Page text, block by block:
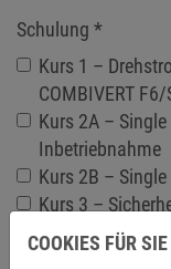
Schulung *
Kurs 1 –
COMBIVERT
Kurs 2A –
Inbetriebnahme
Kurs 2B –
Kurs 3 –
Kurs 4 –
COOKIES FÜR